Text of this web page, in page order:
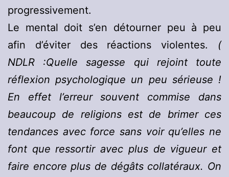
progressivement.
Le mental doit s’en détourner peu à peu
afin d’éviter des réactions violentes. (
NDLR :Quelle sagesse qui rejoint toute
réflexion psychologique un peu sérieuse !
En effet l’erreur souvent commise dans
beaucoup de religions est de brimer ces
tendances avec force sans voir qu’elles ne
font que ressortir avec plus de vigueur et
faire encore plus de dégâts collatéraux. On